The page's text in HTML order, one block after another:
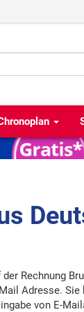
Rechnung
Adresse.
von E-